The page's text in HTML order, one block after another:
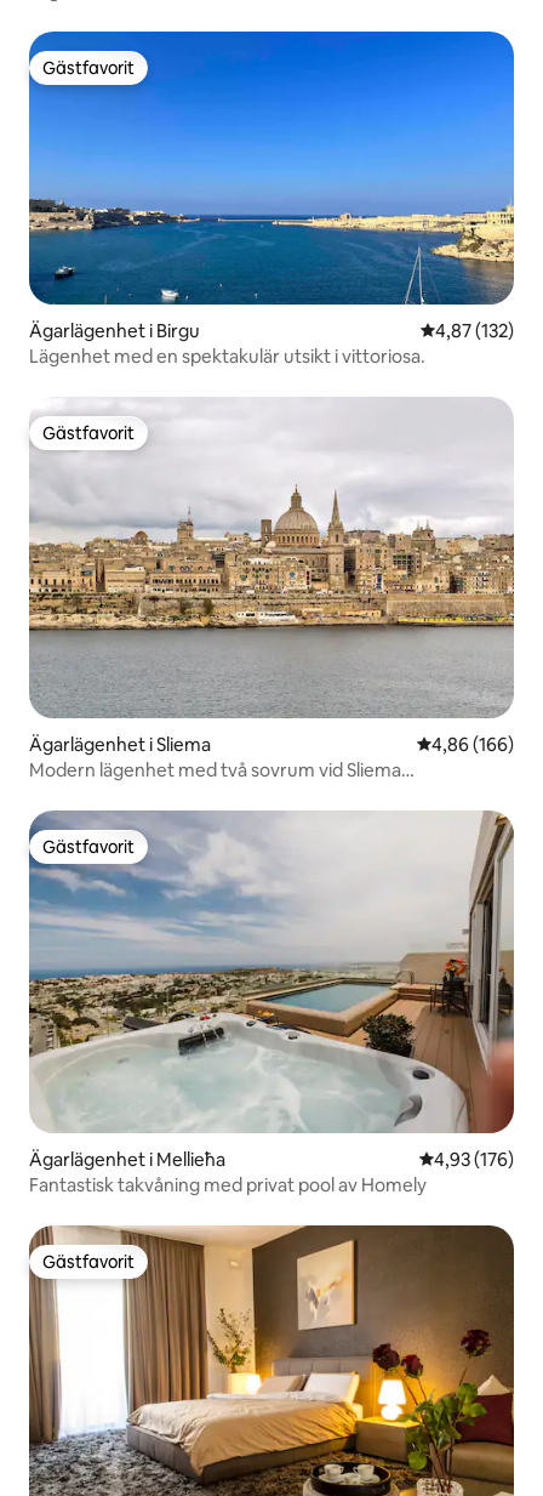
Gästfavorit
Gästfavorit
Ägarlägenhet i Birgu 4,87 av 5 i
4,87 (132)
Lägenhet med en spektakulär utsikt i vittoriosa.
Gästfavorit
Gästfavorit
Ägarlägenhet i Sliema 4,86 av 5 i
4,86 (166)
Modern lägenhet med två sovrum vid Sliema
Gästfavorit
Gästfavorit
Ägarlägenhet i Mellieħa 4,93 av 5 i
4,93 (176)
Fantastisk takvåning med privat pool av Homely
Gästfavorit
Gästfavorit